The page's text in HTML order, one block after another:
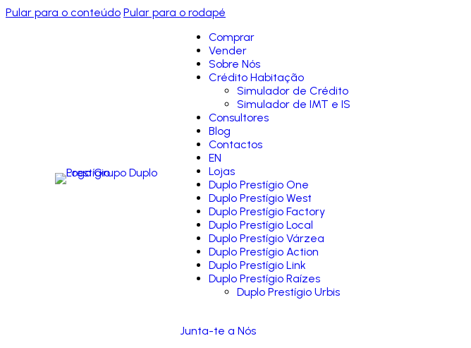
Pular para o conteúdo Pular para o rodapé
Comprar
Vender
Sobre Nós
Crédito Habitação
Simulador de Crédito
Simulador de IMT e IS
Consultores
Blog
Contactos
EN
Lojas
Duplo Prestígio One
Duplo Prestígio West
Duplo Prestígio Factory
Duplo Prestígio Local
Duplo Prestígio Várzea
Duplo Prestígio Action
Duplo Prestígio Link
Duplo Prestígio Raízes
Duplo Prestígio Urbis
Junta-te a Nós